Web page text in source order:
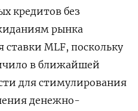
кредитов без
рынка
MLF, поскольку
в ближайшей
для стимулирования
денежно-